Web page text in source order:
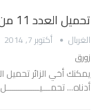
تحميل العدد 11 من زورق
الغربال
أكتوبر 7, 2014
زورق
أدناه… تحمــــيــــــــــــــــل